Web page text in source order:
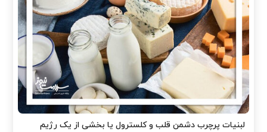
لبنیات پرچرب دشمن قلب و کلسترول یا بخشی از یک رژیم